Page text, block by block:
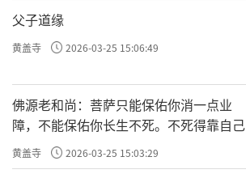
父子道缘
黄盖寺 2026-03-25 15:06:49
佛源老和尚：菩萨只能保佑你消一点业
障，不能保佑你长生不死。不死得靠自己
黄盖寺 2026-03-25 15:03:29